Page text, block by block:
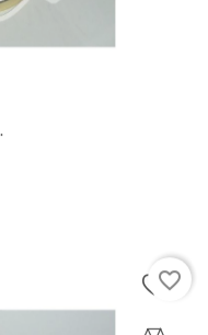
favorite_border